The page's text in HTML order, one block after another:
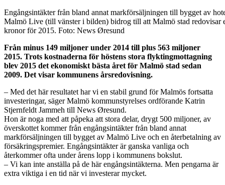
Engångsintäkter från bland annat markförsäljningen till bygget av
Malmö Live (till vänster i bilden) bidrog till att Malmö stad redovisar
kronor för 2015. Foto: News Øresund
Från minus 149 miljoner under 2014 till plus 563 miljoner
2015. Trots kostnaderna för höstens stora flyktingmottagning
blev 2015 det ekonomiskt bästa året för Malmö stad sedan
2009. Det visar kommunens årsredovisning.
– Med det här resultatet har vi en stabil grund för Malmös fortsatta
investeringar, säger Malmö kommunstyrelses ordförande Katrin
Stjernfeldt Jammeh till News Øresund.
Hon är noga med att påpeka att stora delar, drygt 500 miljoner, av
överskottet kommer från engångsintäkter från bland annat
markförsäljningen till bygget av Malmö Live och en återbetalning av
försäkringspremier. Engångsintäkter är ganska vanliga och
återkommer ofta under årens lopp i kommunens bokslut.
– Vi kan inte anställa på de här engångsintäkterna. Men pengarna är
extra viktiga i en tid när vi investerar mycket.